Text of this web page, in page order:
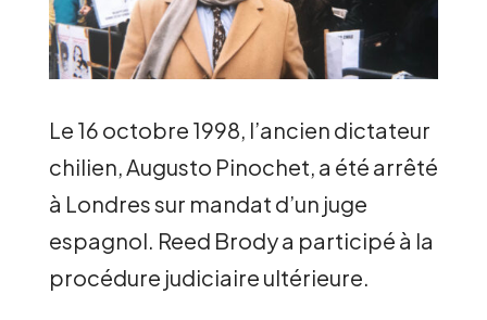
Le 16 octobre 1998, l’ancien dictateur
chilien, Augusto Pinochet, a été arrêté
à Londres sur mandat d’un juge
espagnol. Reed Brody a participé à la
procédure judiciaire ultérieure.